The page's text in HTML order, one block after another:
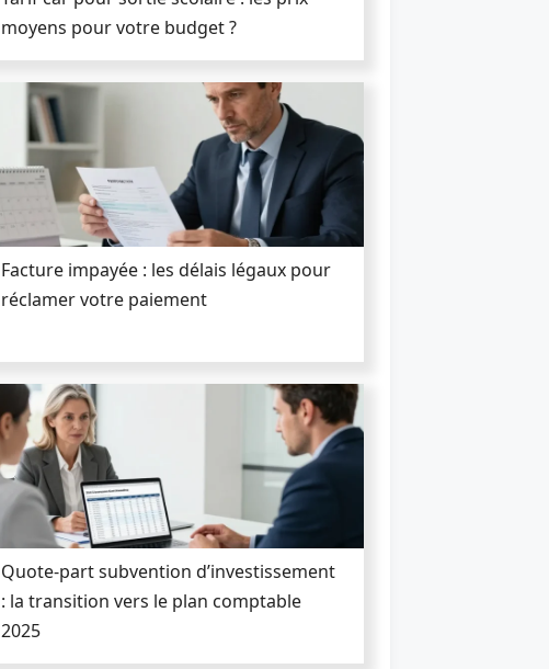
moyens pour votre budget ?
Facture impayée : les délais légaux pour
réclamer votre paiement
Quote-part subvention d’investissement
: la transition vers le plan comptable
2025